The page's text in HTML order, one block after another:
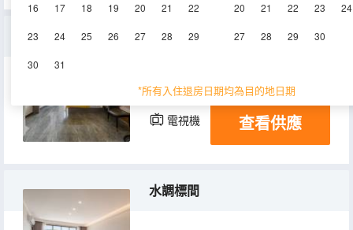
16 17 18 19 20 21 22
23 24 25 26 27 28 29
30 31
20 21 22 23 24
27 28 29 30
*所有入住退房日期均為目的地日期
Loft親子房
60㎡ 2層 空調
電視機 查看供應
水調標間